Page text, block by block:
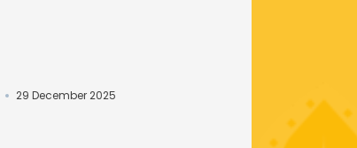
29 December 2025